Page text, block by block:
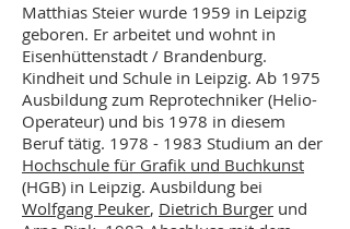
Matthias Steier wurde 1959 in Leipzig
geboren. Er arbeitet und wohnt in
Eisenhüttenstadt / Brandenburg.
Kindheit und Schule in Leipzig. Ab 1975
Ausbildung zum Reprotechniker (Helio-
Operateur) und bis 1978 in diesem
Beruf tätig. 1978 - 1983 Studium an der
Hochschule für Grafik und Buchkunst
(HGB) in Leipzig. Ausbildung bei
Wolfgang Peuker, Dietrich Burger und